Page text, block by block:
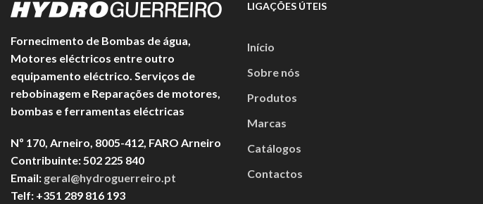
Fornecimento de Bombas de água,
Motores eléctricos entre outro
equipamento eléctrico. Serviços de
rebobinagem e Reparações de motores,
bombas e ferramentas eléctricas
Nº 170, Arneiro, 8005-412, FARO Arneiro
Contribuinte: 502 225 840
Email: geral@hydroguerreiro.pt
Telf: +351 289 816 193
LIGAÇÕES ÚTEIS
Início
Sobre nós
Produtos
Marcas
Catálogos
Contactos